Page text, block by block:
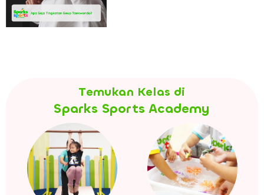
Temukan Kelas di
Sparks Sports Academy